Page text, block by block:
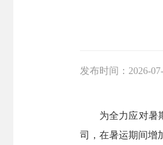
发布时间： 2026-
为全力应对暑期
司，在暑运期间增